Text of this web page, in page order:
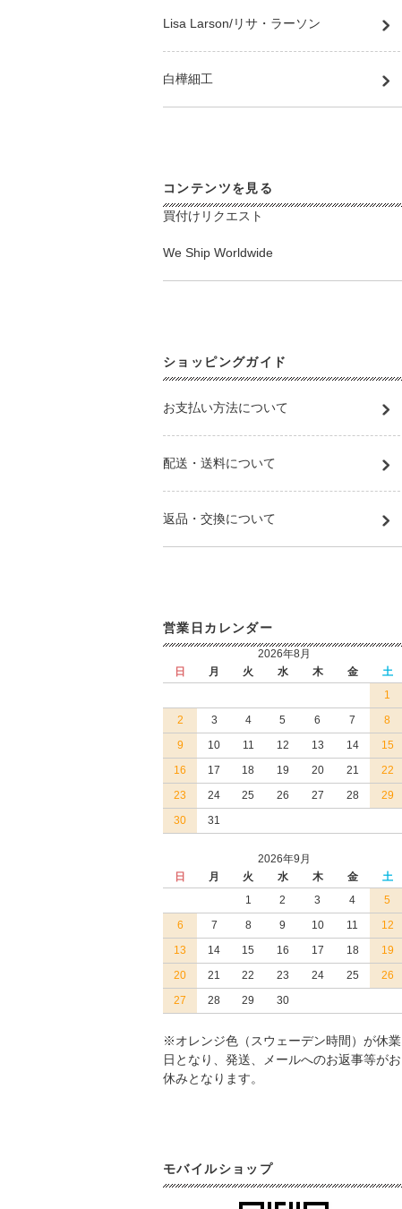
Lisa Larson/リサ・ラーソン
白樺細工
コンテンツを見る
買付けリクエスト
We Ship Worldwide
ショッピングガイド
お支払い方法について
配送・送料について
返品・交換について
営業日カレンダー
2026年8月
日
月 火 水 木 金
土
1
2
3 4 5 6 7
8
9
10 11 12 13 14
15
16
17 18 19 20 21
22
23
24 25 26 27 28
29
30
31
2026年9月
日
月 火 水 木 金
土
1
2 3 4
5
6
7 8 9 10 11
12
13
14 15 16 17 18
19
20
21 22 23 24 25
26
27
28 29 30
※オレンジ色（スウェーデン時間）が休業
日となり、発送、メールへのお返事等がお
休みとなります。
モバイルショップ